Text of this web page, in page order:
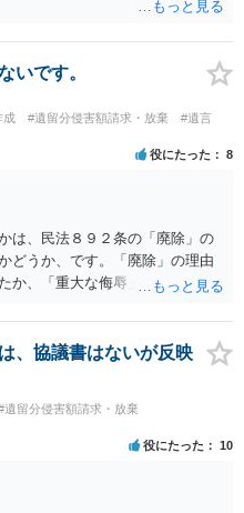
いです。
成 #遺留分侵害額請求・放棄
#遺言
役にたった 8
は、民法８９２条の「廃除」の
どうか、です。「廃除」の理由
か、「重大な侮辱」を受けた
９３条）。 弁護士に具体的な事
か、実際に法律相談を受けるこ
、協議書はないが反映
遺留分侵害額請求・放棄
役にたった 10